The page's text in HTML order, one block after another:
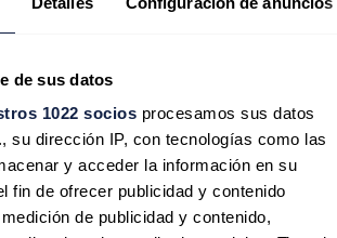
de sus datos
1022 sociosprocesamos sus datos
su dirección IP, con tecnologías como las
y acceder la información en su
fin de ofrecer publicidad y contenido
de publicidad y contenido,
la exploración de
en 17 años
de la petrolera libia
su renuncia por